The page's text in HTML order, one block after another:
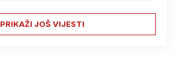
PRIKAŽI JOŠ VIJESTI